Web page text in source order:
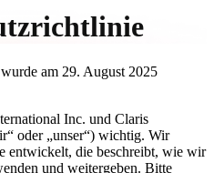
am 29. August 2025
Inc. und Claris
oder „unser“) wichtig. Wir
entwickelt, die beschreibt, wie wir
und weitergeben. Bitte